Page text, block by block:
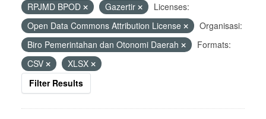
RPJMD BPOD
Gazertir
Licenses:
Open Data Commons Attribution License
Organisasi:
Biro Pemerintahan dan Otonomi Daerah
Formats:
CSV
XLSX
Filter Results